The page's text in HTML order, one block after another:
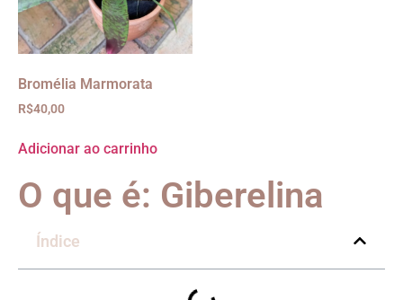
Bromélia Marmorata
R$40,00
Adicionar ao carrinho
O que é: Giberelina
Índice